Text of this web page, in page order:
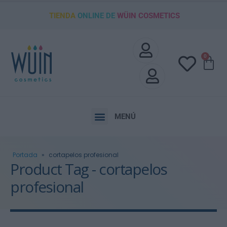
TIENDAONLINE DE WÜIN COSMETICS
0
MENÚ
Portada » cortapelos profesional
Product Tag - cortapelos
profesional